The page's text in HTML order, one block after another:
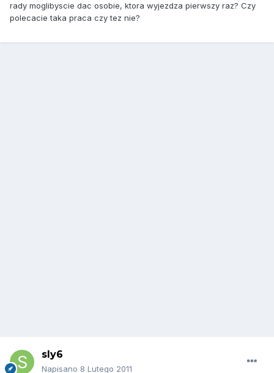
rady moglibyscie dac osobie, ktora wyjezdza pierwszy raz? Czy
polecacie taka praca czy tez nie?
sly6
Napisano 8 Lutego 2011